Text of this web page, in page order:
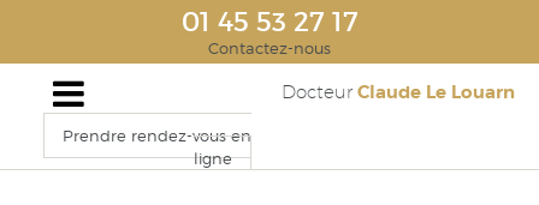
01 45 53 27 17
Contactez-nous
Docteur Claude Le Louarn
Prendre rendez-vous en
ligne